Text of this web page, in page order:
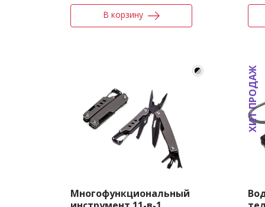
В корзину
Многофункциональный
ХИТ ПРОДАЖ